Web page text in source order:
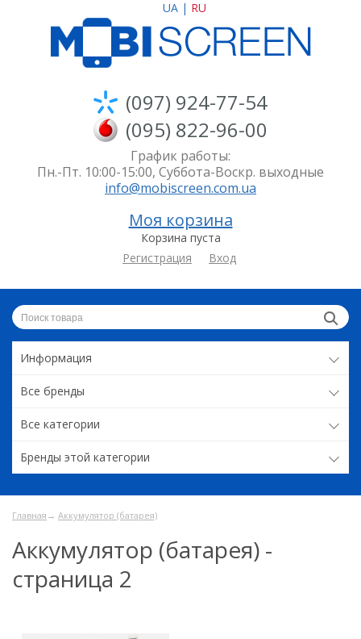
UA | RU
(097) 924-77-54
(095) 822-96-00
График работы:
Пн.-Пт. 10:00-15:00, Суббота-Воскр. выходные
info@mobiscreen.com.ua
Моя корзина
Корзина пуста
Регистрация
Вход
Информация
Все бренды
Все категории
Бренды этой категории
Главная → Аккумулятор (батарея)
Аккумулятор (батарея) -
страница 2